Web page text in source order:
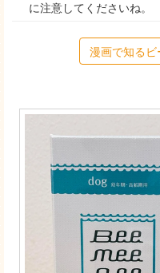
に注意してくださいね。
漫画で知る